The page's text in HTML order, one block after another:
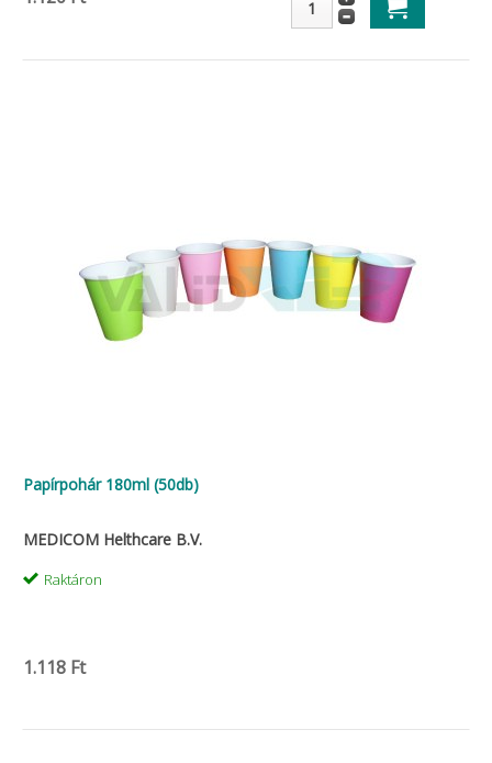
Papírpohár 180ml (50db)
MEDICOM Helthcare B.V.
Raktáron
1.118 Ft